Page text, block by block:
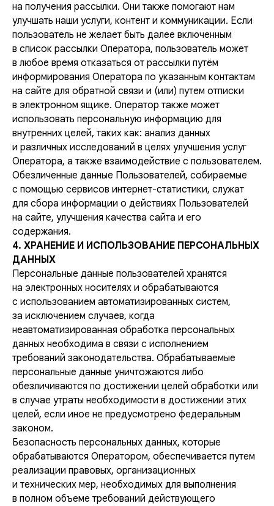
на получения рассылки. Они также помогают нам
улучшать наши услуги, контент и коммуникации. Если
пользователь не желает быть далее включенным
в список рассылки Оператора, пользователь может
в любое время отказаться от рассылки путём
информирования Оператора по указанным контактам
на сайте для обратной связи и (или) путем отписки
в электронном ящике. Оператор также может
использовать персональную информацию для
внутренних целей, таких как: анализ данных
и различных исследований в целях улучшения услуг
Оператора, а также взаимодействие с пользователем.
Обезличенные данные Пользователей, собираемые
с помощью сервисов интернет-статистики, служат
для сбора информации о действиях Пользователей
на сайте, улучшения качества сайта и его
содержания.
4. ХРАНЕНИЕ И ИСПОЛЬЗОВАНИЕ ПЕРСОНАЛЬНЫХ
ДАННЫХ
Персональные данные пользователей хранятся
на электронных носителях и обрабатываются
с использованием автоматизированных систем,
за исключением случаев, когда
неавтоматизированная обработка персональных
данных необходима в связи с исполнением
требований законодательства. Обрабатываемые
персональные данные уничтожаются либо
обезличиваются по достижении целей обработки или
в случае утраты необходимости в достижении этих
целей, если иное не предусмотрено федеральным
законом.
Безопасность персональных данных, которые
обрабатываются Оператором, обеспечивается путем
реализации правовых, организационных
и технических мер, необходимых для выполнения
в полном объеме требований действующего